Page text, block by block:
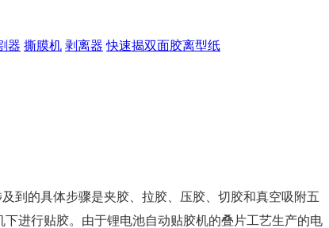
器 撕膜机 剥离器 快速揭双面胶离型纸
到的具体步骤是夹胶、拉胶、压胶、切胶和真空吸附五
进行贴胶。由于锂电池自动贴胶机的叠片工艺生产的电